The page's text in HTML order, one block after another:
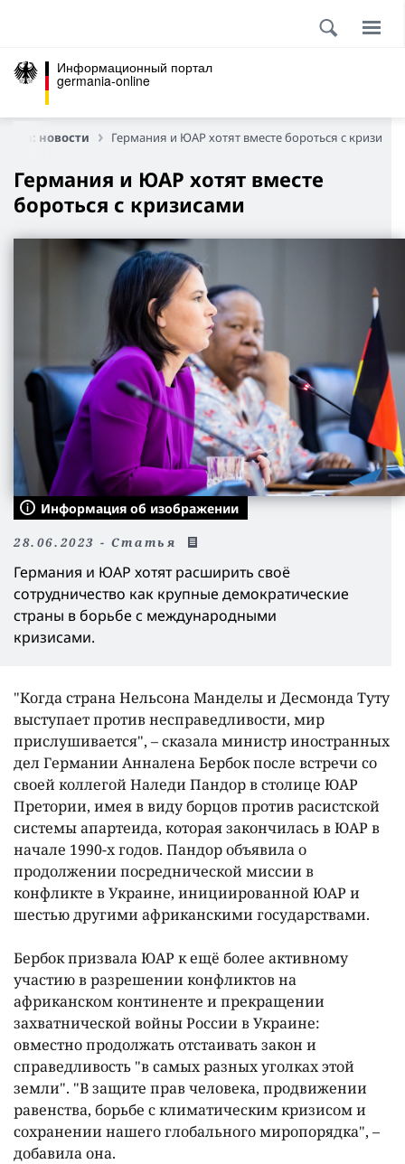
Информационный портал
germania-online
новости Германия и ЮАР хотят вместе бороться с
Германия и ЮАР хотят вместе
бороться с кризисами
Информация об изображении
28.06.2023 - Статья
Германия и ЮАР хотят расширить своë
сотрудничество как крупные демократические
страны в борьбе с международными
кризисами.
"Когда страна Нельсона Манделы и Десмонда Туту
выступает против несправедливости, мир
прислушивается", – сказала министр иностранных
дел Германии Анналена Бербок после встречи со
своей коллегой Наледи Пандор в столице ЮАР
Претории, имея в виду борцов против расистской
системы апартеида, которая закончилась в ЮАР в
начале 1990-х годов. Пандор объявила о
продолжении посреднической миссии в
конфликте в Украине, инициированной ЮАР и
шестью другими африканскими государствами.
Бербок призвала ЮАР к ещë более активному
участию в разрешении конфликтов на
африканском континенте и прекращении
захватнической войны России в Украине:
овместно продолжать отстаивать закон и
справедливость "в самых разных уголках этой
земли". "В защите прав человека, продвижении
равенства, борьбе с климатическим кризисом и
сохранении нашего глобального миропорядка", –
добавила она.